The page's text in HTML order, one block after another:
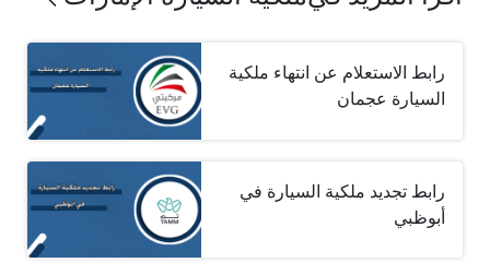
رابط الاستعلام عن انتهاء ملكية
السيارة عجمان
رابط تجديد ملكية السيارة في
أبوظبي